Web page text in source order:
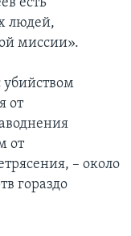
людей,
миссии».
убийством
от
от
– около
гораздо